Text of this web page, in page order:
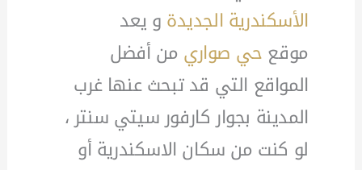
الأسكندرية الجديدةو يعد
موقعحي صواري من أفضل
المواقع التي قد تبحث عنها غرب
المدينة بجوار كارفور سيتي سنتر ،
لو كنت من سكان الاسكندرية أو